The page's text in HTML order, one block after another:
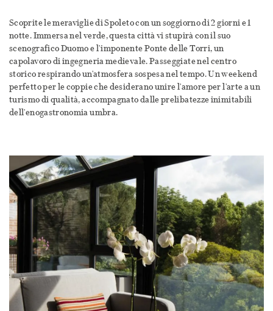
Scoprite le meraviglie di Spoleto con un soggiorno di 2 giorni e 1
notte. Immersa nel verde, questa città vi stupirà con il suo
scenografico Duomo e l'imponente Ponte delle Torri, un
capolavoro di ingegneria medievale. Passeggiate nel centro
storico respirando un'atmosfera sospesa nel tempo. Un weekend
perfetto per le coppie che desiderano unire l'amore per l'arte a un
turismo di qualità, accompagnato dalle prelibatezze inimitabili
dell'enogastronomia umbra.